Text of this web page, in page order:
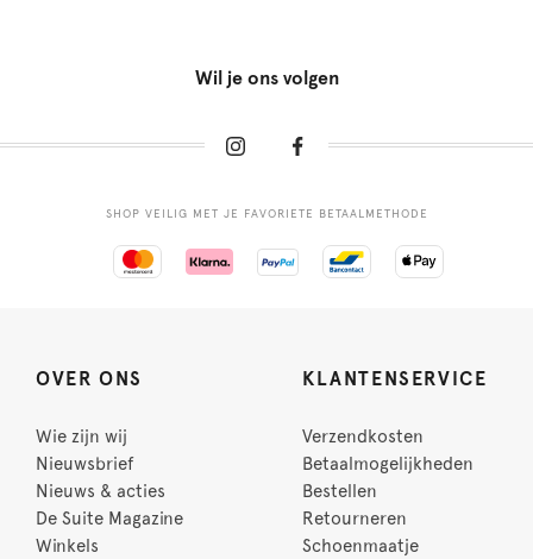
Wil je ons volgen
SHOP VEILIG MET JE FAVORIETE BETAALMETHODE
OVER ONS
Wie zijn wij
Nieuwsbrief
Nieuws & acties
De Suite Magazine
Winkels
KLANTENSERVICE
Verzendkosten
Betaalmogelijkheden
Bestellen
Retourneren
Schoenmaatje